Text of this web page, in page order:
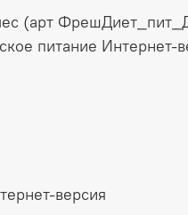
(арт
питание Интернет-
версия